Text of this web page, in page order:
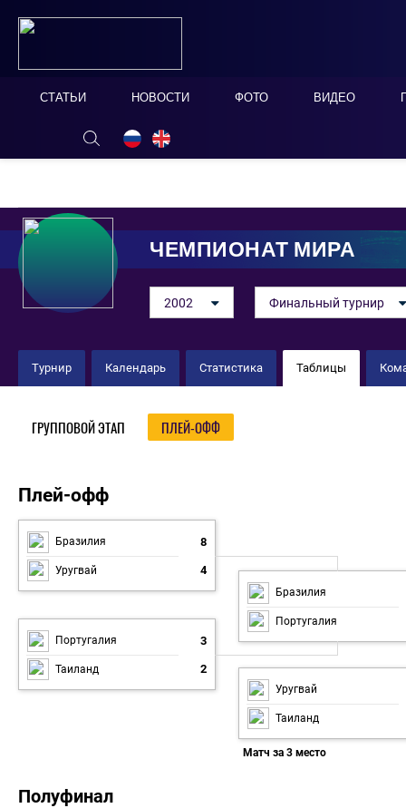
СТАТЬИ НОВОСТИ ФОТО ВИДЕО
ОНЛАЙН ТАБЛО СКРЫТЬ
ЧЕМПИОНАТ МИРА
2002 Финальный турнир
Турнир Календарь Статистика Таблицы
ГРУППОВОЙ ЭТАП ПЛЕЙ-ОФФ
Плей-офф
Бразилия 8
Уругвай 4
Португалия 3
Таиланд 2
Бразилия
Португалия
Уругвай
Таиланд
Матч за 3 место
Полуфинал